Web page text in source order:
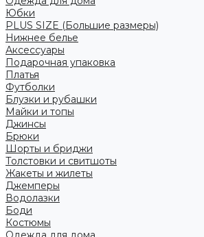
Юбки
PLUS SIZE (Большие размеры)
Нижнее белье
Аксессуары
Подарочная упаковка
Платья
Футболки
Блузки и рубашки
Майки и топы
Джинсы
Брюки
Шорты и бриджи
Толстовки и свитшоты
Жакеты и жилеты
Джемперы
Водолазки
Боди
Костюмы